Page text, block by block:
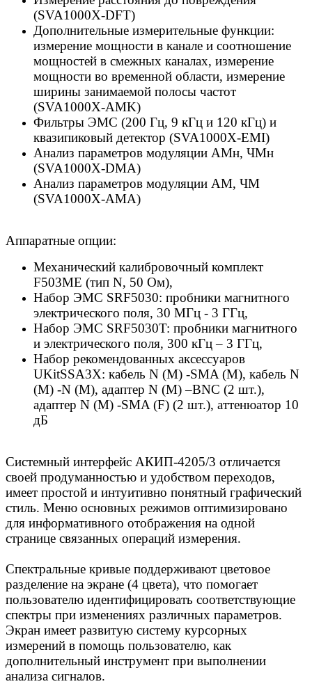
(SVA1000X-DFT)
Дополнительные измерительные функции:
измерение мощности в канале и соотношение
мощностей в смежных каналах, измерение
мощности во временной области, измерение
ширины занимаемой полосы частот
(SVA1000X-AMK)
Фильтры ЭМС (200 Гц, 9 кГц и 120 кГц) и
квазипиковый детектор (SVA1000X-EMI)
Анализ параметров модуляции АМн, ЧМн
(SVA1000X-DMA)
Анализ параметров модуляции АМ, ЧМ
(SVA1000X-AMA)
Аппаратные опции:
Механический калибровочный комплект
F503ME (тип N, 50 Ом),
Набор ЭМС SRF5030: пробники магнитного
электрического поля, 30 МГц - 3 ГГц,
Набор ЭМС SRF5030T: пробники магнитного
и электрического поля, 300 кГц – 3 ГГц,
Набор рекомендованных аксессуаров
UKitSSA3X: кабель N (M) -SMA (M), кабель N
(M) -N (M), адаптер N (M) –BNC (2 шт.),
адаптер N (M) -SMA (F) (2 шт.), аттенюатор 10
дБ
Системный интерфейс АКИП-4205/3 отличается
своей продуманностью и удобством переходов,
имеет простой и интуитивно понятный графический
стиль. Меню основных режимов оптимизировано
для информативного отображения на одной
странице связанных операций измерения.
Спектральные кривые поддерживают цветовое
разделение на экране (4 цвета), что помогает
пользователю идентифицировать соответствующие
спектры при изменениях различных параметров.
Экран имеет развитую систему курсорных
измерений в помощь пользователю, как
дополнительный инструмент при выполнении
анализа сигналов.